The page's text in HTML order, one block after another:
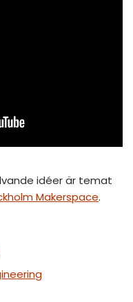
idéer är temat
Makerspace.